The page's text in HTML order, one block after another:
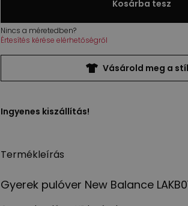
Kosárba tesz
Nincs a méretedben?
Értesítés kérése elérhetőségről
Vásárold meg a
Ingyenes kiszállítás!
Termékleírás
Gyerek pulóver New Balance